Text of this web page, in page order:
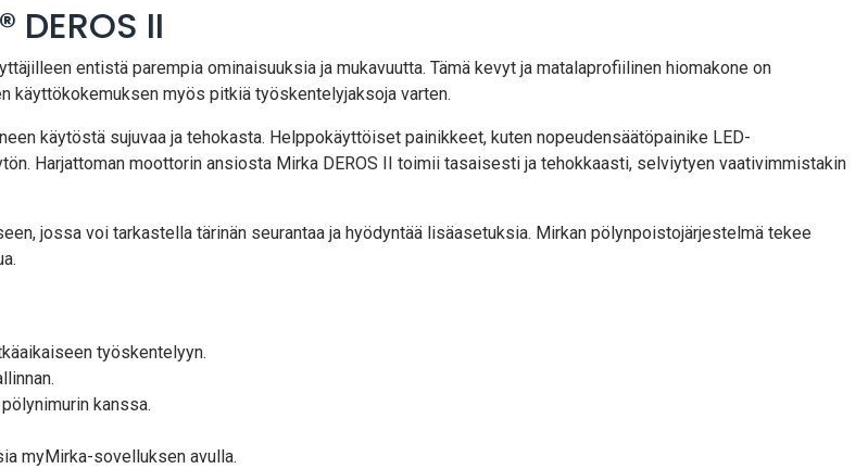
II
entistä parempia ominaisuuksia ja mukavuutta. Tämä kevyt ja matalaprofiilinen hiomakone on
käyttökokemuksen myös pitkiä työskentelyjaksoja varten.
käytöstä sujuvaa ja tehokasta. Helppokäyttöiset painikkeet, kuten nopeudensäätöpainike LED-
Harjattoman moottorin ansiosta Mirka DEROS II toimii tasaisesti ja tehokkaasti, selviytyen vaativimmistakin
jossa voi tarkastella tärinän seurantaa ja hyödyntää lisäasetuksia. Mirkan pölynpoistojärjestelmä tekee
työskentelyyn.
kanssa.
myMirka-sovelluksen avulla.